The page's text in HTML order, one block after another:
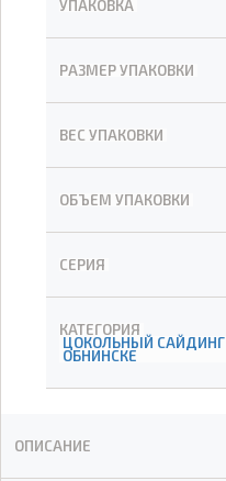
УПАКОВКА
РАЗМЕР УПАКОВКИ
ВЕС УПАКОВКИ
ОБЪЕМ УПАКОВКИ
СЕРИЯ
КАТЕГОРИЯ
ЦОКОЛЬНЫЙ САЙДИНГ
ОБНИНСКЕ
ОПИСАНИЕ